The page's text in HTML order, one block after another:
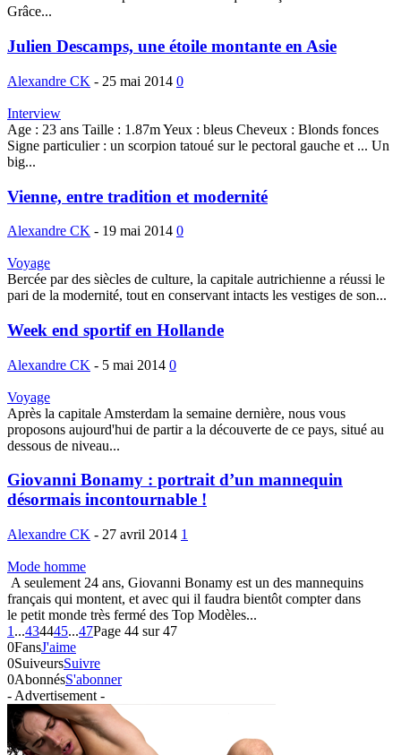
Grâce...
Julien Descamps, une étoile montante en Asie
Alexandre CK - 25 mai 2014 0
Interview
Age : 23 ans Taille : 1.87m Yeux : bleus Cheveux : Blonds fonces
Signe particulier : un scorpion tatoué sur le pectoral gauche et ... Un
big...
Vienne, entre tradition et modernité
Alexandre CK - 19 mai 2014 0
Voyage
Bercée par des siècles de culture, la capitale autrichienne a réussi le
pari de la modernité, tout en conservant intacts les vestiges de son...
Week end sportif en Hollande
Alexandre CK - 5 mai 2014 0
Voyage
Après la capitale Amsterdam la semaine dernière, nous vous
proposons aujourd'hui de partir a la découverte de ce pays, situé au
dessous de niveau...
Giovanni Bonamy : portrait d’un mannequin
désormais incontournable !
Alexandre CK - 27 avril 2014 1
Mode homme
A seulement 24 ans, Giovanni Bonamy est un des mannequins
français qui montent, et avec qui il faudra bientôt compter dans
le petit monde très fermé des Top Modèles...
1 ...434445...47Page 44 sur 47
0FansJ'aime
0SuiveursSuivre
0AbonnésS'abonner
- Advertisement -